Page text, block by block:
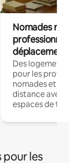
Nomades
déplacement
Des
pour les
nomades et
distance avec
espaces de
les